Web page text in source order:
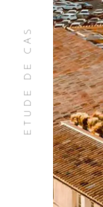
ETUDE DE CAS